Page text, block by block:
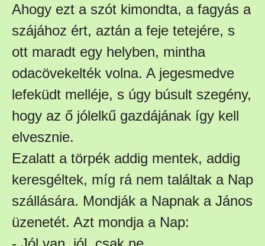
Ahogy ezt a szót kimondta, a fagyás a
szájához ért, aztán a feje tetejére, s
ott maradt egy helyben, mintha
odacövekelték volna. A jegesmedve
lefeküdt melléje, s úgy búsult szegény,
hogy az ő jólelkű gazdájának így kell
elvesznie.
Ezalatt a törpék addig mentek, addig
keresgéltek, míg rá nem találtak a Nap
szállására. Mondják a Napnak a János
üzenetét. Azt mondja a Nap: